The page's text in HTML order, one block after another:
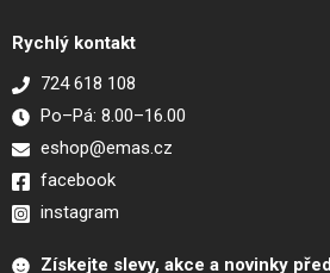
Rychlý kontakt
724 618 108
Po–Pá: 8.00–16.00
eshop@emas.cz
facebook
instagram
Získejte slevy, akce a novinky